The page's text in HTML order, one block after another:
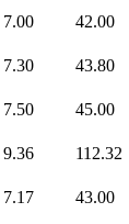
7.00 42.00
7.30 43.80
7.50 45.00
9.36 112.32
7.17 43.00